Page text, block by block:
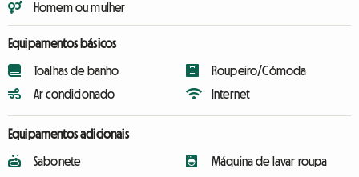
Homem ou mulher
Equipamentos básicos
Toalhas de banho
Ar condicionado
Roupeiro/Cómoda
Internet
Equipamentos adicionais
Sabonete
Máquina de lavar roupa